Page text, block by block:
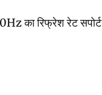
रेट सपोर्ट